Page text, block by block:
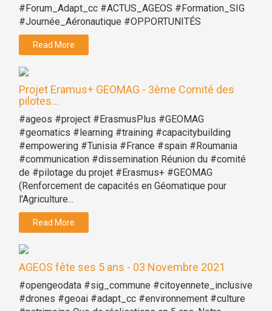
#Forum_Adapt_cc #ACTUS_AGEOS #Formation_SIG
#Journée_Aéronautique #OPPORTUNITÉS
Read More
Projet Eramus+ GEOMAG - 3ème Comité des
pilotes...
#ageos #project #ErasmusPlus #GEOMAG
#geomatics #learning #training #capacitybuilding
#empowering #Tunisia #France #spain #Roumania
#communication #dissemination Réunion du #comité
de #pilotage du projet #Erasmus+ #GEOMAG
(Renforcement de capacités en Géomatique pour
l'Agriculture...
Read More
AGEOS fête ses 5 ans - 03 Novembre 2021
#opengeodata #sig_commune #citoyennete_inclusive
#drones #geoai #adapt_cc #environnement #culture